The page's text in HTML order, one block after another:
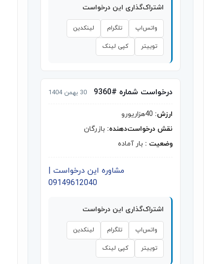
اشتراک‌گذاری این درخواست
واتس‌اپ تلگرام لینکدین
توییتر کپی لینک
درخواست شماره #9360 30 بهمن 1404
ارزش:
نقش درخواست‌دهنده: بازرگان
وضعیت : بار آماده
مشاوره این درخواست |
09149612040
اشتراک‌گذاری این درخواست
واتس‌اپ تلگرام لینکدین
توییتر کپی لینک